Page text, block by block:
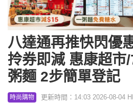
八達通再推快閃優
拎券即減 惠康超
粥麵 2步簡單登記
時尚購物 更新時間：14:03 2026-08-04